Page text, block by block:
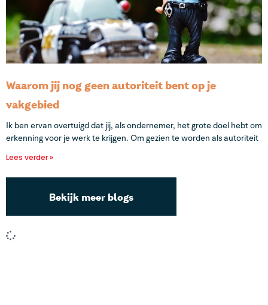
Waarom jij nog geen autoriteit bent op je
vakgebied
Ik ben ervan overtuigd dat jij, als ondernemer, het grote doel hebt om
erkenning voor je werk te krijgen. Om gezien te worden als autoriteit
Lees verder »
Bekijk meer blogs